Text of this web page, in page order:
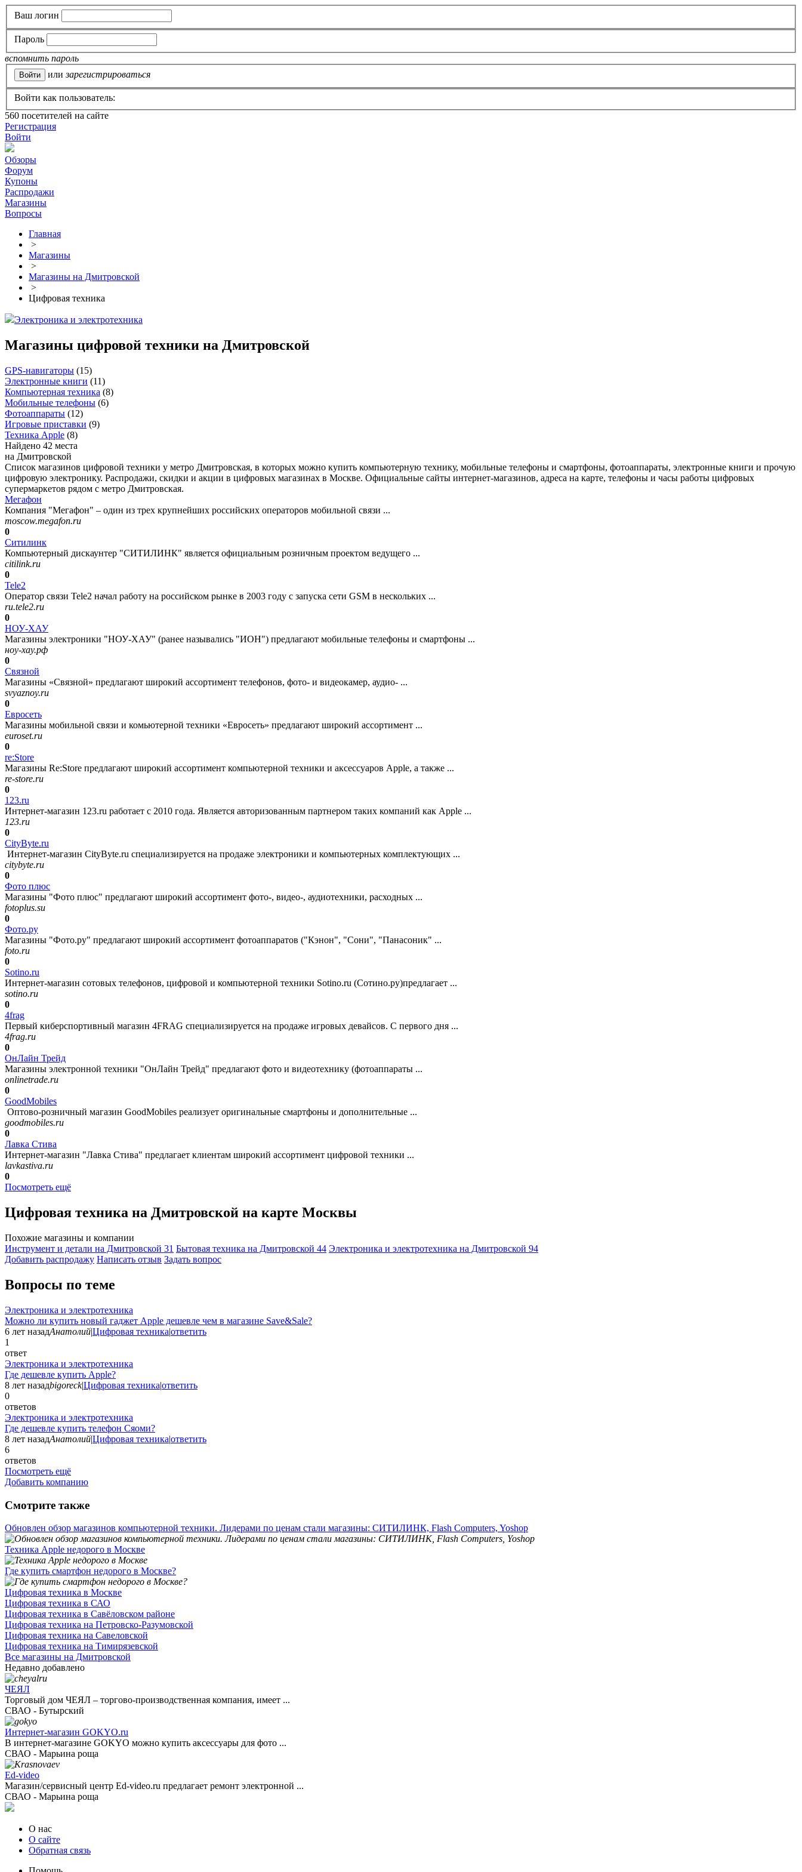
Ваш логин
Пароль
вспомнить пароль
или зарегистрироваться
Войти как пользователь:
560 посетителей на сайте
Регистрация
Войти
Обзоры
Форум
Купоны
Распродажи
Магазины
Вопросы
Главная
>
Магазины
>
Магазины на Дмитровской
>
Цифровая техника
Электроника и электротехника
Магазины цифровой техники на Дмитровской
GPS-навигаторы (15)
Электронные книги (11)
Компьютерная техника (8)
Мобильные телефоны (6)
Фотоаппараты (12)
Игровые приставки (9)
Техника Apple (8)
Найдено 42 места
на Дмитровской
Список магазинов цифровой техники у метро Дмитровская, в которых можно купить компьютерную технику, мобильные телефоны и смартфоны, фотоаппараты, электронные книги и прочую
цифровую электронику. Распродажи, скидки и акции в цифровых магазинах в Москве. Официальные сайты интернет-магазинов, адреса на карте, телефоны и часы работы цифровых
супермаркетов рядом с метро Дмитровская.
Мегафон
Компания "Мегафон" – один из трех крупнейших российских операторов мобильной связи ...
moscow.megafon.ru
0
Ситилинк
Компьютерный дискаунтер "СИТИЛИНК" является официальным розничным проектом ведущего ...
citilink.ru
0
Tele2
Оператор связи Tele2 начал работу на российском рынке в 2003 году с запуска сети GSM в нескольких ...
ru.tele2.ru
0
НОУ-ХАУ
Магазины электроники "НОУ-ХАУ" (ранее назывались "ИОН") предлагают мобильные телефоны и смартфоны ...
ноу-хау.рф
0
Связной
Магазины «Связной» предлагают широкий ассортимент телефонов, фото- и видеокамер, аудио- ...
svyaznoy.ru
0
Евросеть
Магазины мобильной связи и комьютерной техники «Евросеть» предлагают широкий ассортимент ...
euroset.ru
0
re:Store
Магазины Re:Store предлагают широкий ассортимент компьютерной техники и аксессуаров Apple, а также ...
re-store.ru
0
123.ru
Интернет-магазин 123.ru работает с 2010 года. Является авторизованным партнером таких компаний как Apple ...
123.ru
0
CityByte.ru
Интернет-магазин CityByte.ru специализируется на продаже электроники и компьютерных комплектующих ...
citybyte.ru
0
Фото плюс
Магазины "Фото плюс" предлагают широкий ассортимент фото-, видео-, аудиотехники, расходных ...
fotoplus.su
0
Фото.ру
Магазины "Фото.ру" предлагают широкий ассортимент фотоаппаратов ("Кэнон", "Сони", "Панасоник" ...
foto.ru
0
Sotino.ru
Интернет-магазин сотовых телефонов, цифровой и компьютерной техники Sotino.ru (Сотино.ру)предлагает ...
sotino.ru
0
4frag
Первый киберспортивный магазин 4FRAG специализируется на продаже игровых девайсов. С первого дня ...
4frag.ru
0
ОнЛайн Трейд
Магазины электронной техники "ОнЛайн Трейд" предлагают фото и видеотехнику (фотоаппараты ...
onlinetrade.ru
0
GoodMobiles
Оптово-розничный магазин GoodMobiles реализует оригинальные смартфоны и дополнительные ...
goodmobiles.ru
0
Лавка Стива
Интернет-магазин "Лавка Стива" предлагает клиентам широкий ассортимент цифровой техники ...
lavkastiva.ru
0
Посмотреть ещё
Цифровая техника на Дмитровской на карте Москвы
Похожие магазины и компании
Инструмент и детали на Дмитровской 31 Бытовая техника на Дмитровской 44 Электроника и электротехника на Дмитровской 94
Добавить раcпродажу Написать отзыв Задать вопрос
Вопросы по теме
Электроника и электротехника
Можно ли купить новый гаджет Apple дешевле чем в магазине Save&Sale?
6 лет назадАнатолий|Цифровая техника|ответить
1
ответ
Электроника и электротехника
Где дешевле купить Apple?
8 лет назадbigoreck|Цифровая техника|ответить
0
ответов
Электроника и электротехника
Где дешевле купить телефон Сяоми?
8 лет назадАнатолий|Цифровая техника|ответить
6
ответов
Посмотреть ещё
Добавить компанию
Смотрите также
Обновлен обзор магазинов компьютерной техники. Лидерами по ценам стали магазины: СИТИЛИНК, Flash Computers, Yoshop
Техника Apple недорого в Москве
Где купить смартфон недорого в Москве?
Цифровая техника в Москве
Цифровая техника в САО
Цифровая техника в Савёловском районе
Цифровая техника на Петровско-Разумовской
Цифровая техника на Савеловской
Цифровая техника на Тимирязевской
Все магазины на Дмитровской
Недавно добавлено
ЧЕЯЛ
Торговый дом ЧЕЯЛ – торгово-производственная компания, имеет ...
СВАО - Бутырский
Интернет-магазин GOKYO.ru
В интернет-магазине GOKYO можно купить аксессуары для фото ...
СВАО - Марьина роща
Ed-video
Магазин/сервисный центр Ed-video.ru предлагает ремонт электронной ...
СВАО - Марьина роща
О нас
О сайте
Обратная связь